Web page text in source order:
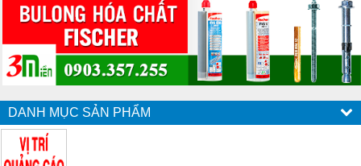
DANH MỤC SẢN PHẨM